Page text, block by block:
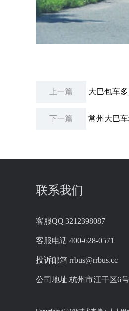
上一篇 大巴包车
下一篇 常州大巴车
联系我们
客服QQ 3212398087
客服电话 400-628-0571
投诉邮箱 rrbus@rrbus.cc
公司地址 杭州市江干区6